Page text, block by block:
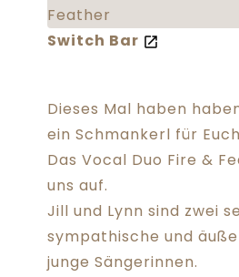
Switch Bar
Dieses Mal haben
ein Schmankerl für
Das Vocal Duo Fire &
uns auf.
Jill und Lynn sind zwei
sympathische und
junge Sängerinnen.